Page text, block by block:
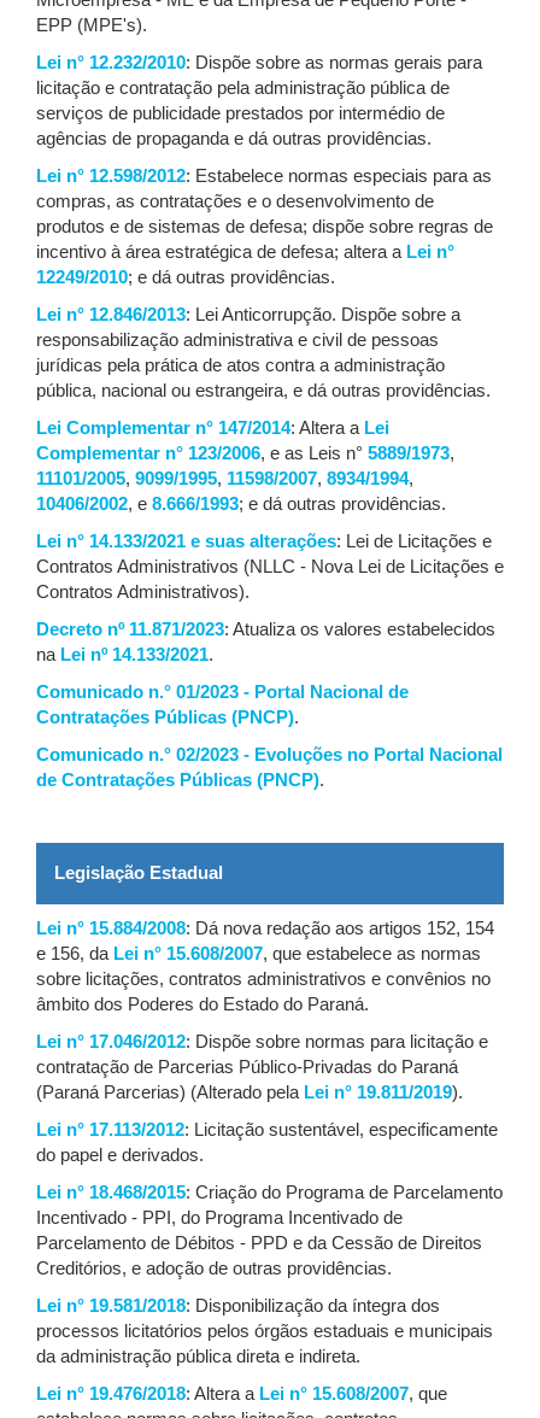
EPP (MPE's).
Lei n° 12.232/2010: Dispõe sobre as normas gerais para
licitação e contratação pela administração pública de
serviços de publicidade prestados por intermédio de
agências de propaganda e dá outras providências.
Lei n° 12.598/2012: Estabelece normas especiais para as
compras, as contratações e o desenvolvimento de
produtos e de sistemas de defesa; dispõe sobre regras de
incentivo à área estratégica de defesa; altera a Lei n°
12249/2010; e dá outras providências.
Lei n° 12.846/2013: Lei Anticorrupção. Dispõe sobre a
responsabilização administrativa e civil de pessoas
jurídicas pela prática de atos contra a administração
pública, nacional ou estrangeira, e dá outras providências.
Lei Complementar n° 147/2014: Altera a Lei
Complementar n° 123/2006, e as Leis n° 5889/1973,
11101/2005, 9099/1995, 11598/2007, 8934/1994,
10406/2002, e 8.666/1993; e dá outras providências.
Lei n° 14.133/2021 e suas alterações: Lei de Licitações e
Contratos Administrativos (NLLC - Nova Lei de Licitações e
Contratos Administrativos).
Decreto nº 11.871/2023: Atualiza os valores estabelecidos
na Lei nº 14.133/2021.
Comunicado n.° 01/2023 - Portal Nacional de
Contratações Públicas (PNCP).
Comunicado n.° 02/2023 - Evoluções no Portal Nacional
de Contratações Públicas (PNCP).
Legislação Estadual
Lei n° 15.884/2008: Dá nova redação aos artigos 152, 154
e 156, da Lei n° 15.608/2007, que estabelece as normas
sobre licitações, contratos administrativos e convênios no
âmbito dos Poderes do Estado do Paraná.
Lei n° 17.046/2012: Dispõe sobre normas para licitação e
contratação de Parcerias Público-Privadas do Paraná
(Paraná Parcerias) (Alterado pela Lei n° 19.811/2019).
Lei n° 17.113/2012: Licitação sustentável, especificamente
do papel e derivados.
Lei n° 18.468/2015: Criação do Programa de Parcelamento
Incentivado - PPI, do Programa Incentivado de
Parcelamento de Débitos - PPD e da Cessão de Direitos
Creditórios, e adoção de outras providências.
Lei n° 19.581/2018: Disponibilização da íntegra dos
processos licitatórios pelos órgãos estaduais e municipais
da administração pública direta e indireta.
Lei n° 19.476/2018: Altera a Lei n° 15.608/2007, que